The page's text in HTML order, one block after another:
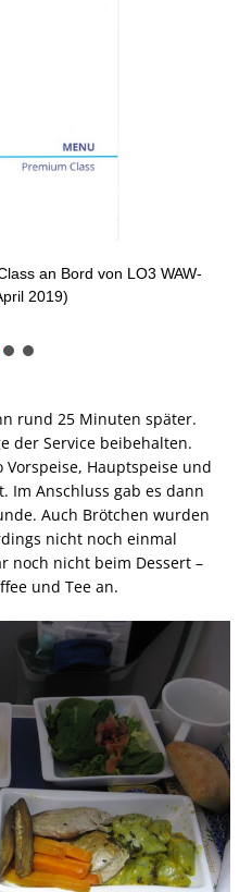
an Bord von LO3 WAW-
2019)
rund 25 Minuten später.
der Service beibehalten.
Vorspeise, Hauptspeise und
Im Anschluss gab es dann
Auch Brötchen wurden
nicht noch einmal
noch nicht beim Dessert –
und Tee an.